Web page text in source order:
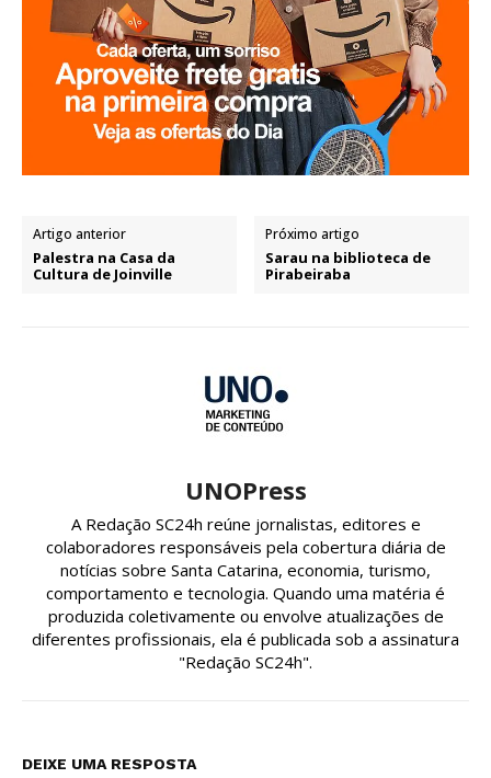
Artigo anterior
Palestra na Casa da
Cultura de Joinville
Próximo artigo
Sarau na biblioteca de
Pirabeiraba
UNOPress
A Redação SC24h reúne jornalistas, editores e
colaboradores responsáveis pela cobertura diária de
notícias sobre Santa Catarina, economia, turismo,
comportamento e tecnologia. Quando uma matéria é
produzida coletivamente ou envolve atualizações de
diferentes profissionais, ela é publicada sob a assinatura
"Redação SC24h".
DEIXE UMA RESPOSTA